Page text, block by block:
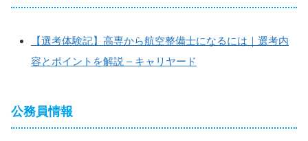
【選考体験記】高専から航空整備士になるには｜選考内
容とポイントを解説 – キャリヤード
公務員情報